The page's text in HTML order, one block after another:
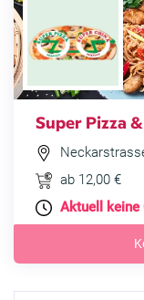
Super Pizza
ab 12,00 €
Aktuell keine